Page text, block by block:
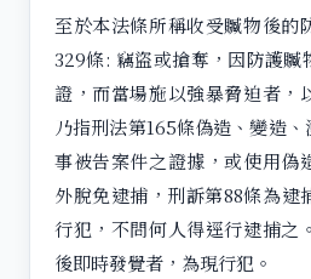
至於本法條所稱收受贓物後的
329條: 竊盜或搶奪，因防護贓
證，而當場施以強暴脅迫者，
乃指刑法第165條偽造、變造
事被告案件之證據，或使用偽
外脫免逮捕，刑訴第88條為逮
行犯，不問何人得逕行逮捕之
後即時發覺者，為現行犯。